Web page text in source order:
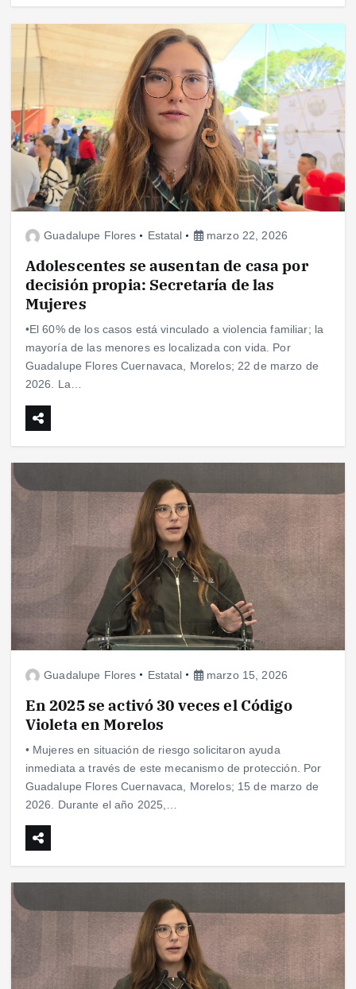
Guadalupe Flores Estatal marzo 22, 2026
Adolescentes se ausentan de casa por
decisión propia: Secretaría de las
Mujeres
•El 60% de los casos está vinculado a violencia familiar; la
mayoría de las menores es localizada con vida. Por
Guadalupe Flores Cuernavaca, Morelos; 22 de marzo de
2026. La…
Guadalupe Flores Estatal marzo 15, 2026
En 2025 se activó 30 veces el Código
Violeta en Morelos
• Mujeres en situación de riesgo solicitaron ayuda
inmediata a través de este mecanismo de protección. Por
Guadalupe Flores Cuernavaca, Morelos; 15 de marzo de
2026. Durante el año 2025,…